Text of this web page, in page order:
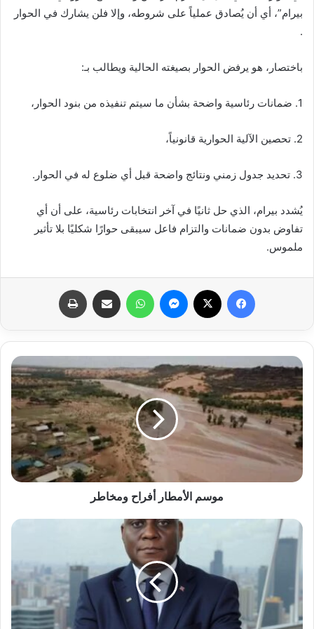
بيرام”، أي أن يُصادق عملياً على شروطه، وإلا فلن يشارك في الحوار
.
باختصار، هو يرفض الحوار بصيغته الحالية ويطالب بـ:
1. ضمانات رئاسية واضحة بشأن ما سيتم تنفيذه من بنود الحوار،
2. تحصين الآلية الحوارية قانونياً،
3. تحديد جدول زمني ونتائج واضحة قبل أي ضلوع له في الحوار.
يُشدد بيرام، الذي حل ثانيًا في آخر انتخابات رئاسية، على أن أي
تفاوض بدون ضمانات والتزام فاعل سيبقى حوارًا شكليًا بلا تأثير
ملموس.
فيسبوك ماسنجر واتساب مشاركة عبر البريد
موسم الأمطار أفراح ومخاطر